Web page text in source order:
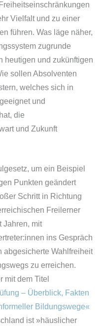
Vielfalt und zu einer
führen. Was läge näher,
zugrunde
heutigen und zukünftigen
sollen Absolventen
welches sich in
und
die
und Zukunft
um ein Beispiel
Punkten geändert
Schritt in Richtung
Freilerner
Jahren, mit
ins Gespräch
abgesicherte Wahlfreiheit
zu erreichen.
mit dem Titel
– Überblick, Fakten
Bildungswege«
ist »häuslicher